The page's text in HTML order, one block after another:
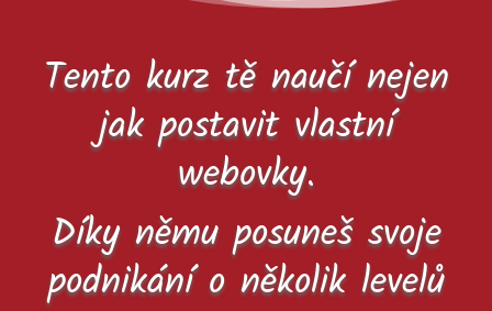
Tento kurz tě naučí nejen
jak postavit vlastní
webovky.
Díky němu posuneš svoje
podnikání o několik levelů